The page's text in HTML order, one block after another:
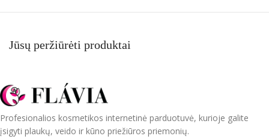
Jūsų peržiūrėti produktai
Profesionalios kosmetikos internetinė parduotuvė, kurioje galite
įsigyti plaukų, veido ir kūno priežiūros priemonių.